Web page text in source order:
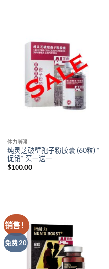
体力增强
纯灵芝破壁孢子粉胶囊 (60粒) *
促销* 买一送一
$100.00
销售！
免费 20